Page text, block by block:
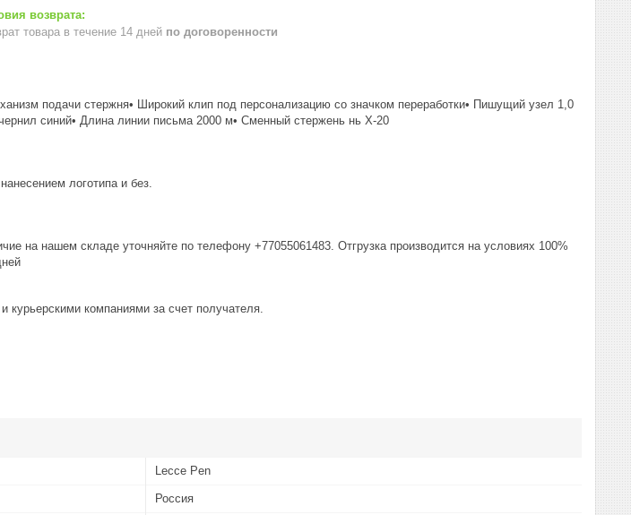
товара в течение 14 дней по договоренности
подачи стержня• Широкий клип под персонализацию со значком переработки• Пишущий узел 1,0
синий• Длина линии письма 2000 м• Сменный стержень нь Х-20
логотипа и без.
на нашем складе уточняйте по телефону +77055061483. Отгрузка производится на условиях 100%
компаниями за счет получателя.
Lecce Pen
Россия